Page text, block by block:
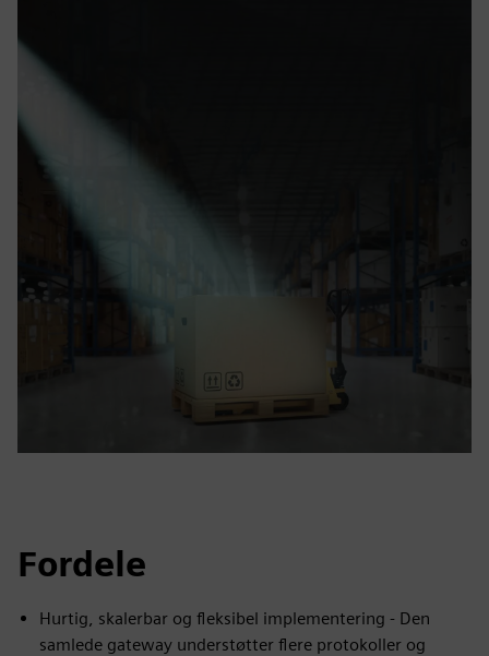
Fordele
Hurtig, skalerbar og fleksibel implementering - Den
samlede gateway understøtter flere protokoller og